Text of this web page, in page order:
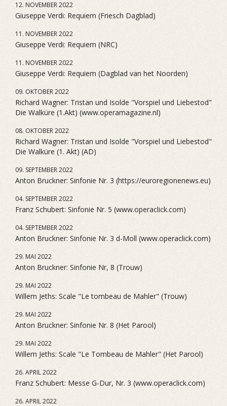
12. NOVEMBER 2022
Giuseppe Verdi: Requiem (Friesch Dagblad)
11. NOVEMBER 2022
Giuseppe Verdi: Requiem (NRC)
11. NOVEMBER 2022
Giuseppe Verdi: Requiem (Dagblad van het Noorden)
09. OKTOBER 2022
Richard Wagner: Tristan und Isolde "Vorspiel und Liebestod"
Die Walküre (1.Akt) (www.operamagazine.nl)
08. OKTOBER 2022
Richard Wagner: Tristan und Isolde "Vorspiel und Liebestod"
Die Walküre (1. Akt) (AD)
09. SEPTEMBER 2022
Anton Bruckner: Sinfonie Nr. 3 (https://euroregionenews.eu)
04. SEPTEMBER 2022
Franz Schubert: Sinfonie Nr. 5 (www.operaclick.com)
04. SEPTEMBER 2022
Anton Bruckner: Sinfonie Nr. 3 d-Moll (www.operaclick.com)
29. MAI 2022
Anton Bruckner: Sinfonie Nr, 8 (Trouw)
29. MAI 2022
Willem Jeths: Scale "Le tombeau de Mahler" (Trouw)
29. MAI 2022
Anton Bruckner: Sinfonie Nr. 8 (Het Parool)
29. MAI 2022
Willem Jeths: Scale "Le Tombeau de Mahler" (Het Parool)
26. APRIL 2022
Franz Schubert: Messe G-Dur, Nr. 3 (www.operaclick.com)
26. APRIL 2022